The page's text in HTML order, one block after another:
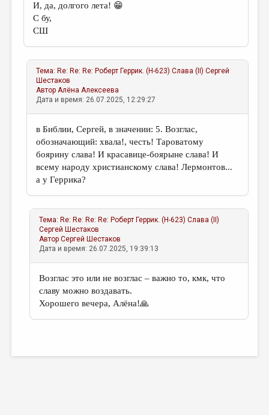
И, да, долгого лета! 😁
С бу,
СШ
Тема: Re: Re: Re: Роберт Геррик. (Н-623) Слава (II) Сергей
Шестаков
АвторАлёна Алексеева
Дата и время: 26.07.2025, 12:29:27
в Библии, Сергей, в значении: 5. Возглас,
обозначающий: хвала!, честь! Тароватому
боярину слава! И красавице-боярыне слава! И
всему народу христианскому слава! Лермонтов...
а у Геррика?
Тема: Re: Re: Re: Re: Роберт Геррик. (Н-623) Слава (II)
Сергей Шестаков
АвторСергей Шестаков
Дата и время: 26.07.2025, 19:39:13
Возглас это или не возглас – важно то, кмк, что
славу можно воздавать.
Хорошего вечера, Алёна!🙏